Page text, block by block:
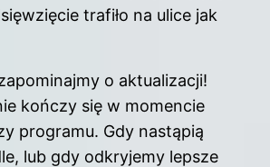
trafiło na ulice jak
o aktualizacji!
kończy się w momencie
programu. Gdy nastąpią
lub gdy odkryjemy lepsze